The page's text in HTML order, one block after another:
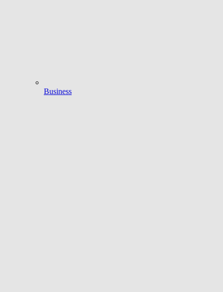
Business